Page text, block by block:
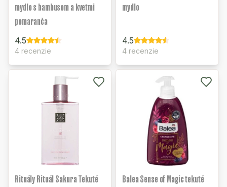
mydlo s bambusom a kvetmi
pomaranča
4.5
4 recenzie
mydlo
4.5
4 recenzie
Rituály Rituál Sakura Tekuté
Balea Sense of Magic tekuté